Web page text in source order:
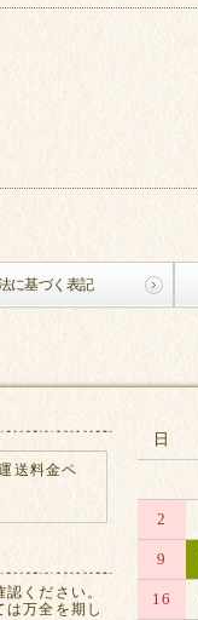
に基づく表記
日
2
9
16
送料金ペ
ください。
万全を期し